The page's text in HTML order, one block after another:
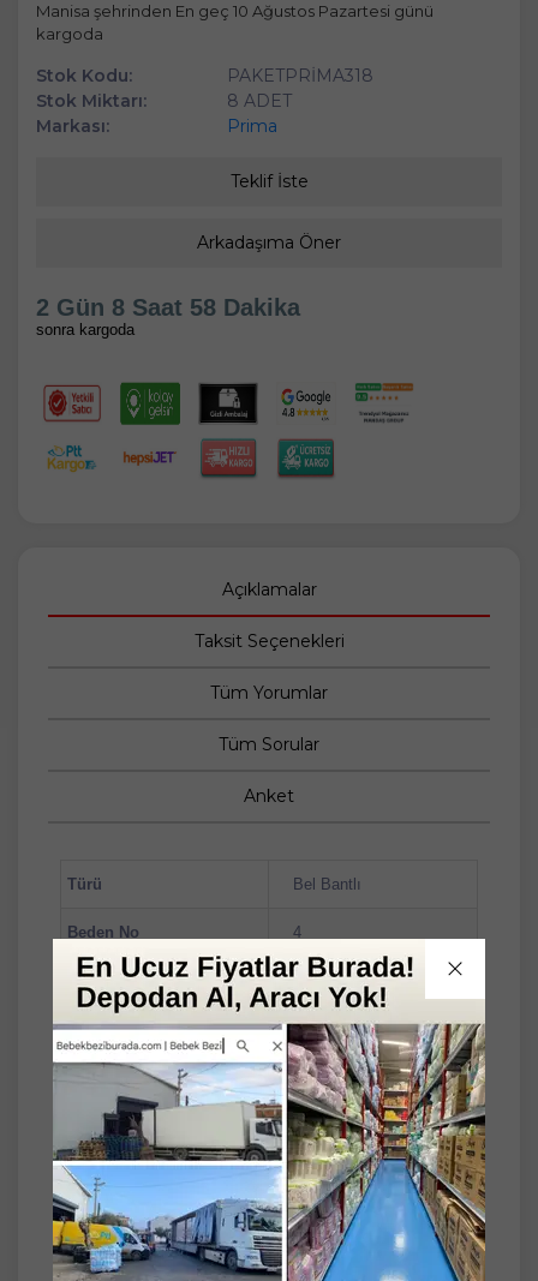
Manisa şehrinden En geç 10 Ağustos Pazartesi günü
kargoda
Stok Kodu:
PAKETPRİMA318
Stok Miktarı:
8 ADET
Markası:
Prima
Teklif İste
Arkadaşıma Öner
2 Gün 8 Saat 58 Dakika
sonra kargoda
Açıklamalar
Taksit Seçenekleri
Tüm Yorumlar
Tüm Sorular
Anket
Türü Bel Bantlı
Beden No 4
Beden Adı Maxi
Kg Aralığı 9-14
2'li
Paket Tipi Fırsat Paketi
Prima Premium Care Bebek Bezi Beden:4
(9-14Kg) Maxi 92 Adet Süper Ekonomik Pk
Prima Premium Care Bebek Bezi Beden:4